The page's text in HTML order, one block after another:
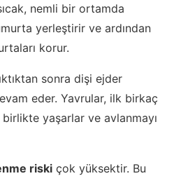
nemli bir ortamda
yerleştirir ve ardından
korur.
sonra dişi ejder
eder. Yavrular, ilk birkaç
yaşarlar ve avlanmayı
riski çok yüksektir. Bu